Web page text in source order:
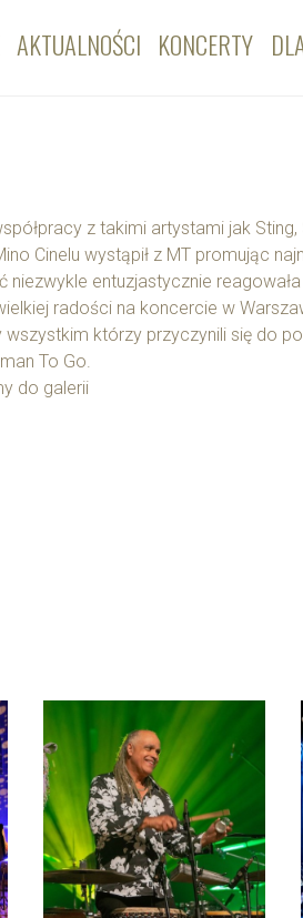
AKTUALNOŚCI KONCERTY
z takimi artystami jak
Cinelu wystąpił z MT promując
niezwykle entuzjastycznie
radości na koncercie w
wszystkim którzy przyczynili się do
To Go.
do galerii